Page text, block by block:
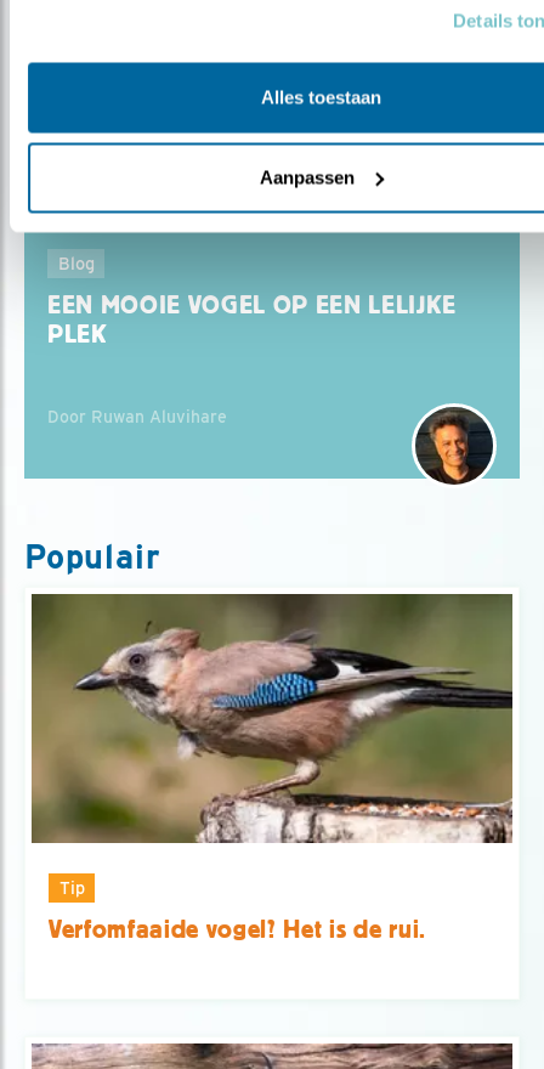
Details
Alles toestaan
Aanpassen
Blog
EEN MOOIE VOGEL OP EEN LELIJKE
PLEK
Door Ruwan Aluvihare
Populair
Tip
Verfomfaaide vogel? Het is de rui.